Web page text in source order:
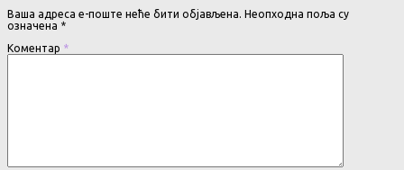
Ваша адреса е-поште неће бити објављена. Неопходна поља су
означена *
Коментар *